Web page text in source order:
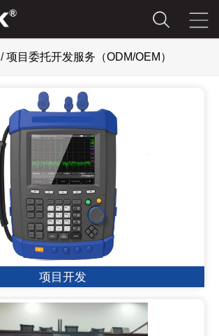
/项目委托开发服务（ODM/OEM）
项目开发